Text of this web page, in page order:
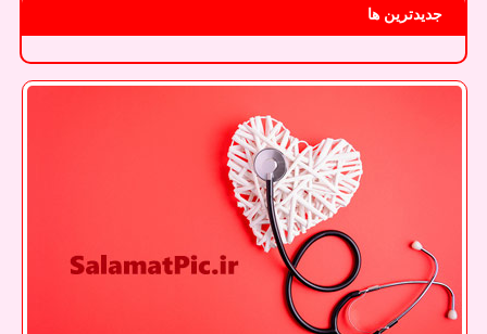
جدیدترین ها